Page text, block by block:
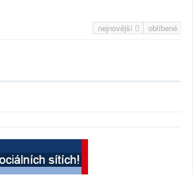
nejnovější oblíbené